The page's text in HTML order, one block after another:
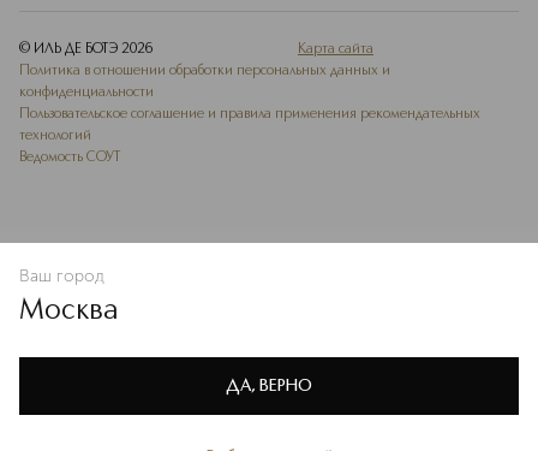
Политике конфиденциальности
В КОРЗИНУ
© ИЛЬ ДЕ БОТЭ 2026
Карта сайта
Политика в отношении обработки персональных данных и
конфиденциальности
Пользовательское соглашение и правила применения рекомендательных
технологий
Ведомость СОУТ
Ваш город
Москва
ДА, ВЕРНО